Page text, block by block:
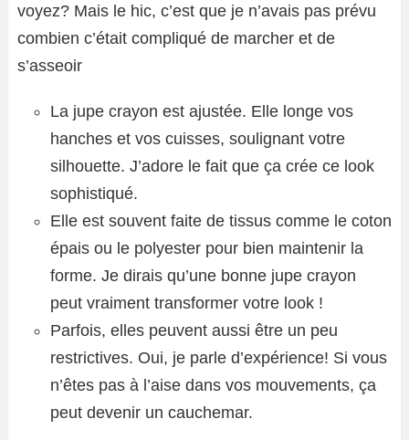
voyez? Mais le hic, c’est que je n’avais pas prévu
combien c’était compliqué de marcher et de
s’asseoir
La jupe crayon est ajustée. Elle longe vos
hanches et vos cuisses, soulignant votre
silhouette. J’adore le fait que ça crée ce look
sophistiqué.
Elle est souvent faite de tissus comme le coton
épais ou le polyester pour bien maintenir la
forme. Je dirais qu’une bonne jupe crayon
peut vraiment transformer votre look !
Parfois, elles peuvent aussi être un peu
restrictives. Oui, je parle d’expérience! Si vous
n’êtes pas à l’aise dans vos mouvements, ça
peut devenir un cauchemar.